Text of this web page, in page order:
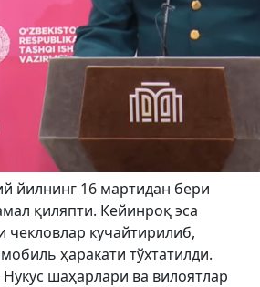
йилнинг 16 мартидан бери
қиляпти. Кейинроқ эса
чекловлар кучайтирилиб,
ҳаракати тўхтатилди.
шаҳарлари ва вилоятлар